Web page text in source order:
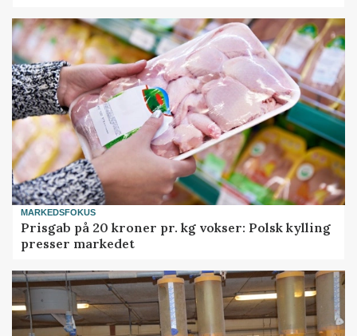
MARKEDSFOKUS
Prisgab på 20 kroner pr. kg vokser: Polsk kylling
presser markedet